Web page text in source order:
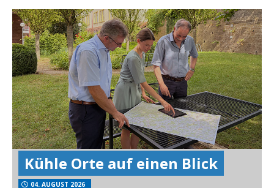
Kühle Orte auf einen Blick
04. AUGUST 2026